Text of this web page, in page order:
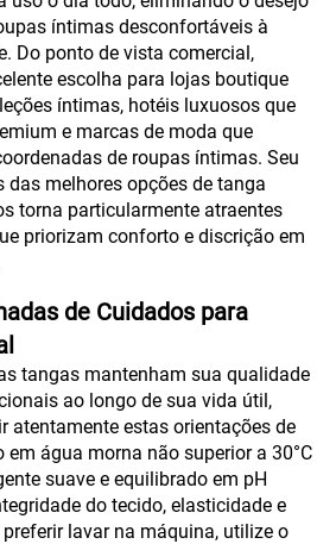
íntimas desconfortáveis à
Do ponto de vista comercial,
escolha para lojas boutique
íntimas, hotéis luxuosos que
e marcas de moda que
de roupas íntimas. Seu
melhores opções de tanga
torna particularmente atraentes
priorizam conforto e discrição em
de Cuidados para
tangas mantenham sua qualidade
ao longo de sua vida útil,
atentamente estas orientações de
água morna não superior a 30°C
suave e equilibrado em pH
do tecido, elasticidade e
lavar na máquina, utilize o